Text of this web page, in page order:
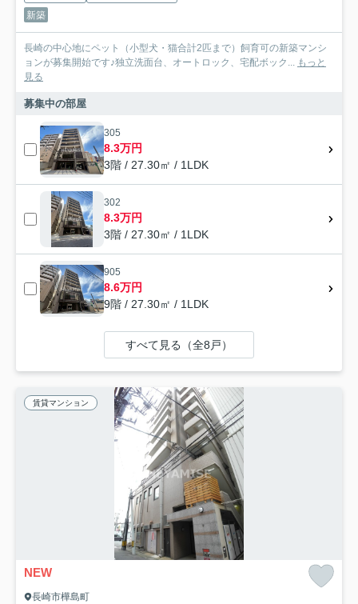
新築
長崎の中心地にペット（小型犬・猫合計2匹まで）飼育可の新築マンシ
ョンが募集開始です♪独立洗面台、オートロック、宅配ボック... もっと
見る
募集中の部屋
305
8.3万円
3階 / 27.30㎡ / 1LDK
302
8.3万円
3階 / 27.30㎡ / 1LDK
905
8.6万円
9階 / 27.30㎡ / 1LDK
すべて見る（全8戸）
賃貸マンション
NEW
長崎市樺島町